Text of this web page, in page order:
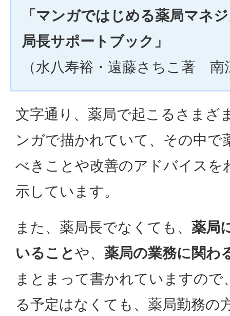
「マンガではじめる薬局マネ
局長サポートブック」
（水八寿裕・遠藤さちこ著 南
文字通り、薬局で起こるさまざ
ンガで描かれていて、その中で
べきことや改善のアドバイスを
示しています。
また、薬局長でなくても、 薬局
いることや、 薬局の業務に関わ
まとまって書かれていますので
る予定はなくても、薬局勤務の